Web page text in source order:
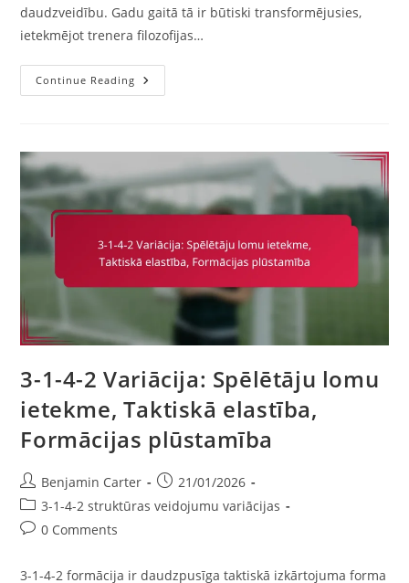
daudzveidību. Gadu gaitā tā ir būtiski transformējusies,
ietekmējot trenera filozofijas…
Continue Reading 3-
1-
Konteksts,
Formāciju
Attīstība,
Taktiskās
Tendences
3-1-4-2 Variācija: Spēlētāju lomu
ietekme, Taktiskā elastība,
Formācijas plūstamība
Post
author:
Benjamin Carter
Post
published:
21/01/2026
Post
category:
3-1-4-2 struktūras veidojumu variācijas
Post0 Comments
3-1-4-2 formācija ir daudzpusīga taktiskā izkārtojuma forma